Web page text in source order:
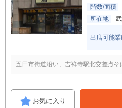
階数/面積
所在地
出店可能
五日市街道沿い、吉祥寺駅北交差点そ
お気に入り